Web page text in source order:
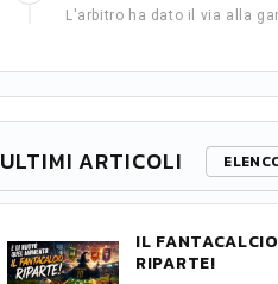
L'arbitro ha dato il via alla
ULTIMI ARTICOLI
IL FANTACALCIO
RIPARTE!